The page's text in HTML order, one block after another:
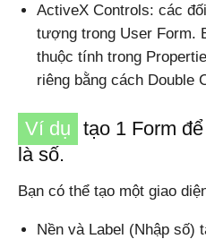
ActiveX Controls: các
tượng trong User Form.
thuộc tính trong
riêng bằng cách Double
Ví dụ tạo 1 Form
là số.
Bạn có thể tạo một giao
Nền và Label (Nhập số)